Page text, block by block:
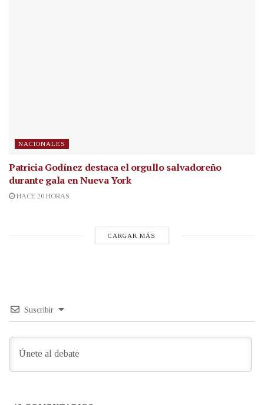
NACIONALES
Patricia Godínez destaca el orgullo salvadoreño
durante gala en Nueva York
HACE 20 HORAS
CARGAR MÁS
Suscribir